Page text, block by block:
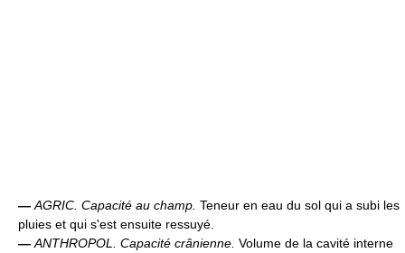
— AGRIC. Capacité au champ. Teneur en eau du sol qui a subi les
pluies et qui s'est ensuite ressuyé.
— ANTHROPOL. Capacité crânienne. Volume de la cavité interne